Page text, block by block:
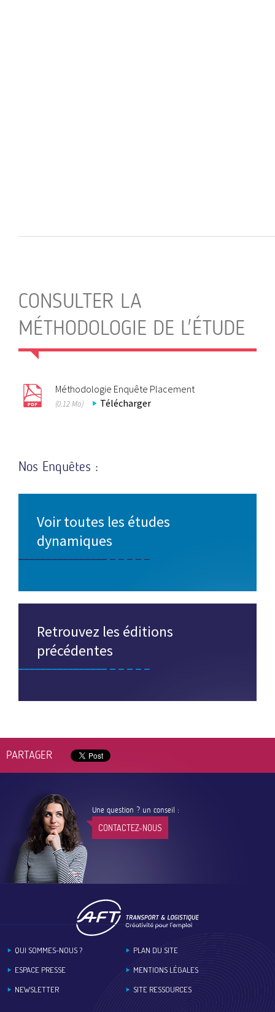
CONSULTER LA
MÉTHODOLOGIE DE L'ÉTUDE
Méthodologie Enquête Placement
(0.12 Mo) Télécharger
Nos Enquêtes :
Voir toutes les études
dynamiques
Retrouvez les éditions
précédentes
PARTAGER
Une question ? un conseil :
CONTACTEZ-NOUS
QUI SOMMES-NOUS ?
ESPACE PRESSE
NEWSLETTER
PLAN DU SITE
MENTIONS LÉGALES
SITE RESSOURCES